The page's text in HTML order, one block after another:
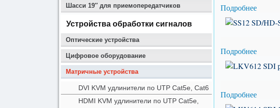
Шасси 19″ для приемопередатчиков
Устройства обработки сигналов
Оптические устройства
Цифровое оборудование
Матричные устройства
DVI KVM удлинители по UTP Cat5e, Cat6
HDMI KVM удлинители по UTP Cat5e,
Подробнее
Подробнее
Подробнее